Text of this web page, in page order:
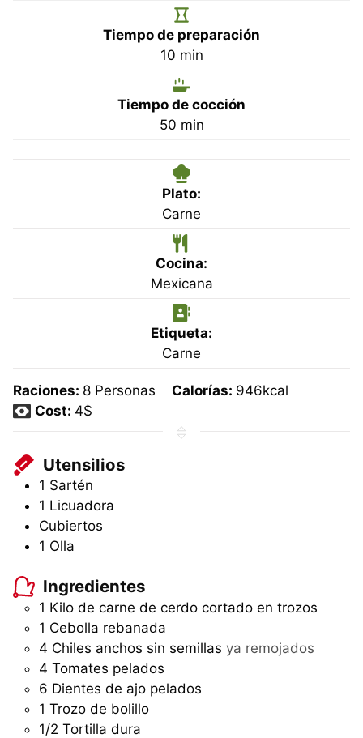
Tiempo de preparación
10minutos
min
Tiempo de cocción
50minutos
min
Plato:
Carne
Cocina:
Mexicana
Etiqueta:
Carne
Raciones: 8 Personas Calorías: 946kcal
Cost: 4$
Utensilios
1 Sartén
1 Licuadora
Cubiertos
1 Olla
Ingredientes
1 Kilo de carne de cerdo cortado en trozos
1 Cebolla rebanada
4 Chiles anchos sin semillas ya remojados
4 Tomates pelados
6 Dientes de ajo pelados
1 Trozo de bolillo
1/2 Tortilla dura